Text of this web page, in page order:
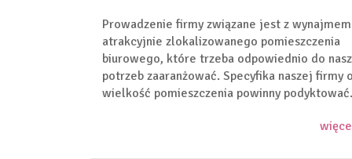
Prowadzenie firmy związane jest z wynajmem
atrakcyjnie zlokalizowanego pomieszczenia
biurowego, które trzeba odpowiednio do
potrzeb zaaranżować. Specyfika naszej firmy
wielkość pomieszczenia powinny